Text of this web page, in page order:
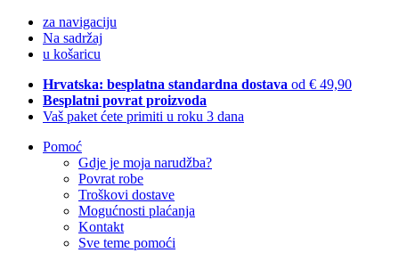
za navigaciju
Na sadržaj
u košaricu
Hrvatska: besplatna standardna dostava od € 49,90
Besplatni povrat proizvoda
Vaš paket ćete primiti u roku 3 dana
Pomoć
Gdje je moja narudžba?
Povrat robe
Troškovi dostave
Mogućnosti plaćanja
Kontakt
Sve teme pomoći